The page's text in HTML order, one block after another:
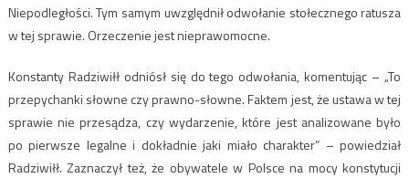
Niepodległości. Tym samym uwzględnił odwołanie stołecznego ratusza
w tej sprawie. Orzeczenie jest nieprawomocne.
Konstanty Radziwiłł odniósł się do tego odwołania, komentując – „To
przepychanki słowne czy prawno-słowne. Faktem jest, że ustawa w tej
sprawie nie przesądza, czy wydarzenie, które jest analizowane było
po pierwsze legalne i dokładnie jaki miało charakter” – powiedział
Radziwiłł. Zaznaczył też, że obywatele w Polsce na mocy konstytucji